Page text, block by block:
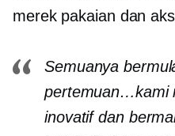
merek pakaian dan
Semuanya
pertemuan…kami
inovatif dan